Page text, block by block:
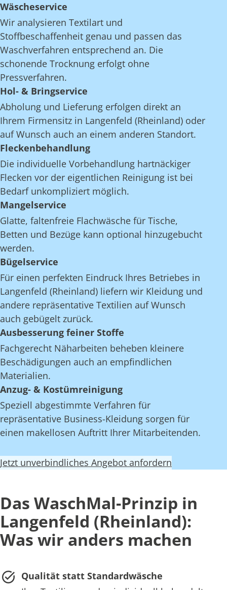
Wäscheservice
Wir analysieren Textilart und
Stoffbeschaffenheit genau und passen das
Waschverfahren entsprechend an. Die
schonende Trocknung erfolgt ohne
Pressverfahren.
Hol- & Bringservice
Abholung und Lieferung erfolgen direkt an
Ihrem Firmensitz in Langenfeld (Rheinland) oder
auf Wunsch auch an einem anderen Standort.
Fleckenbehandlung
Die individuelle Vorbehandlung hartnäckiger
Flecken vor der eigentlichen Reinigung ist bei
Bedarf unkompliziert möglich.
Mangelservice
Glatte, faltenfreie Flachwäsche für Tische,
Betten und Bezüge kann optional hinzugebucht
werden.
Bügelservice
Für einen perfekten Eindruck Ihres Betriebes in
Langenfeld (Rheinland) liefern wir Kleidung und
andere repräsentative Textilien auf Wunsch
auch gebügelt zurück.
Ausbesserung feiner Stoffe
Fachgerecht Näharbeiten beheben kleinere
Beschädigungen auch an empfindlichen
Materialien.
Anzug- & Kostümreinigung
Speziell abgestimmte Verfahren für
repräsentative Business-Kleidung sorgen für
einen makellosen Auftritt Ihrer Mitarbeitenden.
Jetzt unverbindliches Angebot anfordern
Das WaschMal-Prinzip in
Langenfeld (Rheinland):
Was wir anders machen
Qualität statt Standardwäsche